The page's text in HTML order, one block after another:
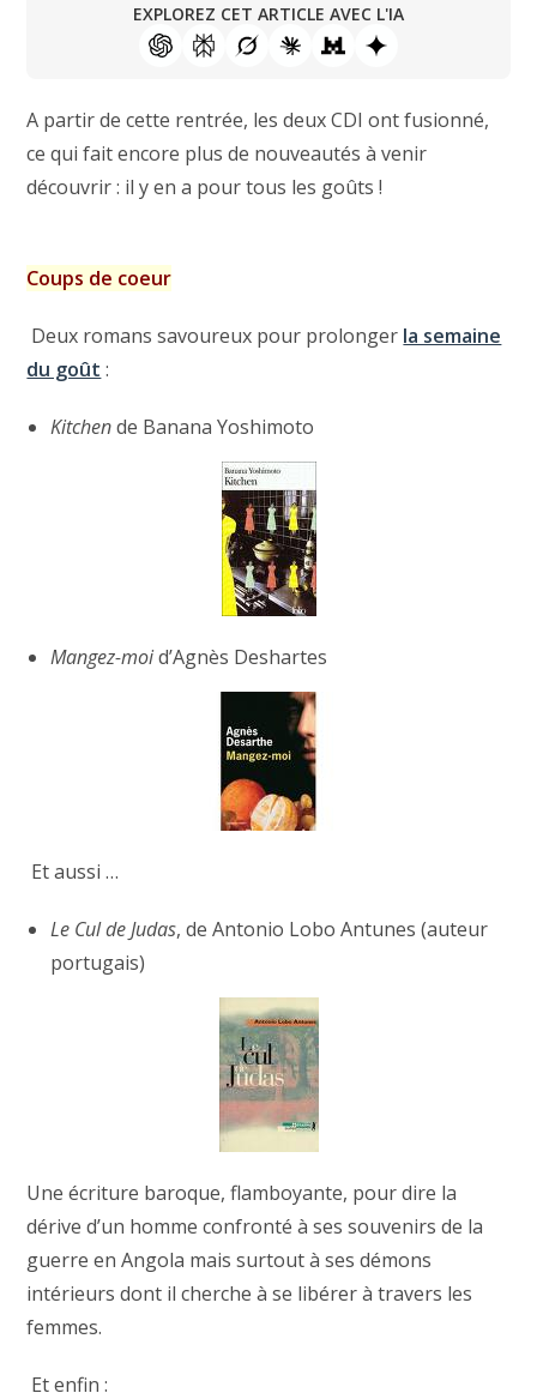
EXPLOREZ CET ARTICLE AVEC L'IA
A partir de cette rentrée, les deux CDI ont fusionné,
ce qui fait encore plus de nouveautés à venir
découvrir : il y en a pour tous les goûts !
Coups de coeur
Deux romans savoureux pour prolonger la semaine
du goût :
Kitchende Banana Yoshimoto
Mangez-moid’Agnès Deshartes
Et aussi …
Le Cul de Judas, de Antonio Lobo Antunes (auteur
portugais)
Une écriture baroque, flamboyante, pour dire la
dérive d’un homme confronté à ses souvenirs de la
guerre en Angola mais surtout à ses démons
intérieurs dont il cherche à se libérer à travers les
femmes.
Et enfin :